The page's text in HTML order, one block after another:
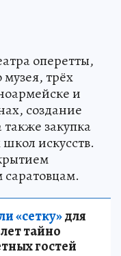
оперетты,
музея, трёх
и
создание
закупка
искусств.
«сетку»для
тайно
гостей